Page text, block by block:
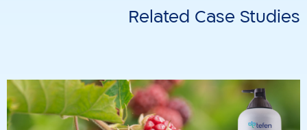
Related Case Studies